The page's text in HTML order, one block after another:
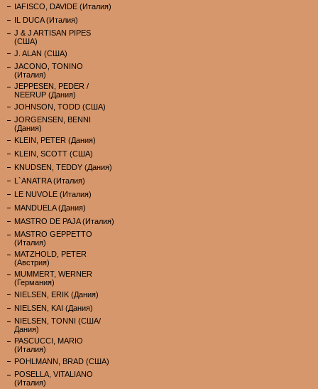
IAFISCO, DAVIDE (Италия)
IL DUCA (Италия)
J & J ARTISAN PIPES
(США)
J. ALAN (США)
JACONO, TONINO
(Италия)
JEPPESEN, PEDER /
NEERUP (Дания)
JOHNSON, TODD (США)
JORGENSEN, BENNI
(Дания)
KLEIN, PETER (Дания)
KLEIN, SCOTT (США)
KNUDSEN, TEDDY (Дания)
L`ANATRA (Италия)
LE NUVOLE (Италия)
MANDUELA (Дания)
MASTRO DE PAJA (Италия)
MASTRO GEPPETTO
(Италия)
MATZHOLD, PETER
(Австрия)
MUMMERT, WERNER
(Германия)
NIELSEN, ERIK (Дания)
NIELSEN, KAI (Дания)
NIELSEN, TONNI (США/
Дания)
PASCUCCI, MARIO
(Италия)
POHLMANN, BRAD (США)
POSELLA, VITALIANO
(Италия)